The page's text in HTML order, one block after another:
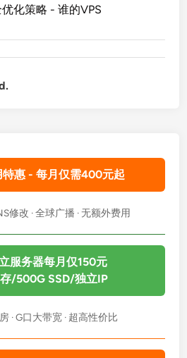
化策略 - 谁的VPS
惠 - 每月仅需400元起
修改 · 全球广播 · 无额外费用
服务器每月仅150元
/500G SSD/独立IP
· G口大带宽 · 超高性价比